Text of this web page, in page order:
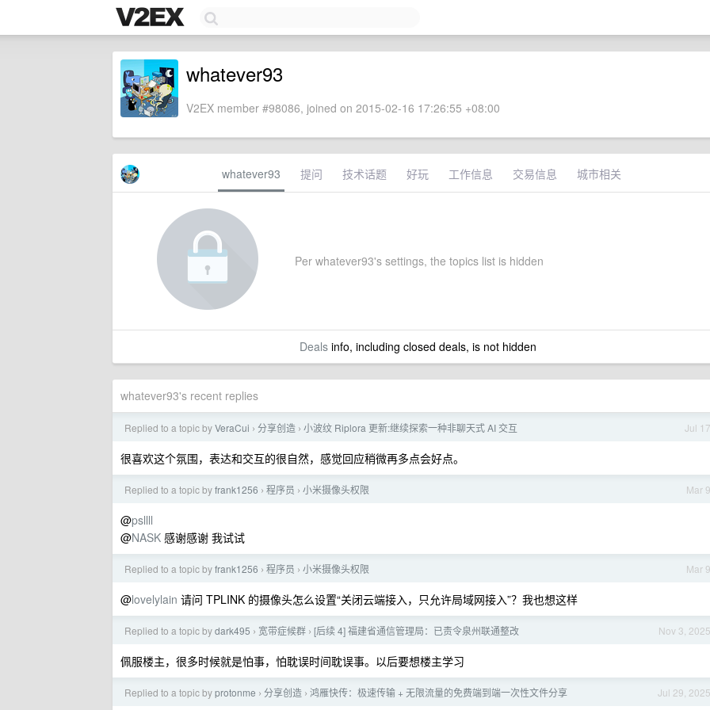
whatever93
V2EX member #98086, joined on 2015-02-16 17:26:55 +08:00
whatever93 提问 技术话题 好玩 工作信息 交易信息 城市相关
Per whatever93's settings, the topics list is hidden
Dealsinfo, including closed deals, is not hidden
whatever93's recent replies
Jul 17
Replied to a topic byVeraCui › 分享创造 › 小波纹 Riplora 更新:继续探索一种非聊天式 AI 交互
很喜欢这个氛围，表达和交互的很自然，感觉回应稍微再多点会好点。
Mar 9
Replied to a topic byfrank1256 › 程序员 › 小米摄像头权限
@psllll
@NASK 感谢感谢 我试试
Mar 9
Replied to a topic byfrank1256 › 程序员 › 小米摄像头权限
@lovelylain 请问 TPLINK 的摄像头怎么设置“关闭云端接入，只允许局域网接入”？我也想这样
Nov 3, 2025
Replied to a topic bydark495 › 宽带症候群 › [后续 4] 福建省通信管理局：已责令泉州联通整改
佩服楼主，很多时候就是怕事，怕耽误时间耽误事。以后要想楼主学习
Jul 29, 2025
Replied to a topic byprotonme › 分享创造 › 鸿雁快传：极速传输 + 无限流量的免费端到端一次性文件分享